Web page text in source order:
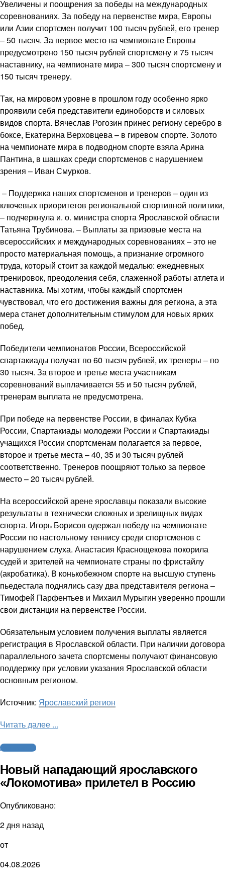
Увеличены и поощрения за победы на международных
соревнованиях. За победу на первенстве мира, Европы
или Азии спортсмен получит 100 тысяч рублей, его тренер
– 50 тысяч. За первое место на чемпионате Европы
предусмотрено 150 тысяч рублей спортсмену и 75 тысяч
наставнику, на чемпионате мира – 300 тысяч спортсмену и
150 тысяч тренеру.
Так, на мировом уровне в прошлом году особенно ярко
проявили себя представители единоборств и силовых
видов спорта. Вячеслав Рогозин принес региону серебро в
боксе, Екатерина Верховцева – в гиревом спорте. Золото
на чемпионате мира в подводном спорте взяла Арина
Пантина, в шашках среди спортсменов с нарушением
зрения – Иван Смурков.
– Поддержка наших спортсменов и тренеров – один из
ключевых приоритетов региональной спортивной политики,
– подчеркнула и. о. министра спорта Ярославской области
Татьяна Трубинова. – Выплаты за призовые места на
всероссийских и международных соревнованиях – это не
просто материальная помощь, а признание огромного
труда, который стоит за каждой медалью: ежедневных
тренировок, преодоления себя, слаженной работы атлета и
наставника. Мы хотим, чтобы каждый спортсмен
чувствовал, что его достижения важны для региона, а эта
мера станет дополнительным стимулом для новых ярких
побед.
Победители чемпионатов России, Всероссийской
спартакиады получат по 60 тысяч рублей, их тренеры – по
30 тысяч. За второе и третье места участникам
соревнований выплачивается 55 и 50 тысяч рублей,
тренерам выплата не предусмотрена.
При победе на первенстве России, в финалах Кубка
России, Спартакиады молодежи России и Спартакиады
учащихся России спортсменам полагается за первое,
второе и третье места – 40, 35 и 30 тысяч рублей
соответственно. Тренеров поощряют только за первое
место – 20 тысяч рублей.
На всероссийской арене ярославцы показали высокие
результаты в технически сложных и зрелищных видах
спорта. Игорь Борисов одержал победу на чемпионате
России по настольному теннису среди спортсменов с
нарушением слуха. Анастасия Краснощекова покорила
судей и зрителей на чемпионате страны по фристайлу
(акробатика). В конькобежном спорте на высшую ступень
пьедестала поднялись сазу два представителя региона –
Тимофей Парфентьев и Михаил Мурыгин уверенно прошли
свои дистанции на первенстве России.
Обязательным условием получения выплаты является
регистрация в Ярославской области. При наличии договора
параллельного зачета спортсмены получают финансовую
поддержку при условии указания Ярославской области
основным регионом.
Источник: Ярославский регион
Читать далее ...
Другие виды
Новый нападающий ярославского
«Локомотива» прилетел в Россию
Опубликовано:
2 дня назад
от
04.08.2026